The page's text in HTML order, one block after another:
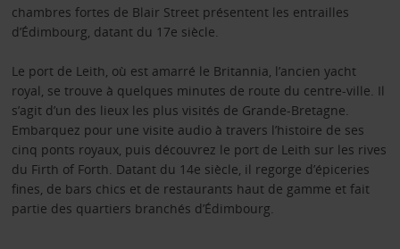
chambres fortes de Blair Street présentent les entrailles
d’Édimbourg, datant du 17e siècle.
Le port de Leith, où est amarré le Britannia, l’ancien yacht
royal, se trouve à quelques minutes de route du centre-ville. Il
s’agit d’un des lieux les plus visités de Grande-Bretagne.
Embarquez pour une visite audio à travers l’histoire de ses
cinq ponts royaux, puis découvrez le port de Leith sur les rives
du Firth of Forth. Datant du 14e siècle, il regorge d’épiceries
fines, de bars chics et de restaurants haut de gamme et fait
partie des quartiers branchés d’Édimbourg.